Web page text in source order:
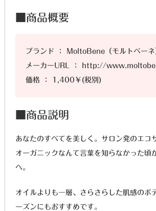
■商品概要
ブランド ： MoltoBene（モルトベーネ
メーカーURL ： http://
価格 ： 1,400￥(税別)
■商品説明
あなたのすべてを美しく。サロン発のエコ
オーガニックなんて言葉を知らなかった頃
へ。
オイルよりも一層、さらさらした肌感のボ
ーズンにもおすすめです。